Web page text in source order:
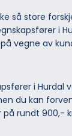
så store
i
vegne av
i Hurdal
du kan
rundt 900,-